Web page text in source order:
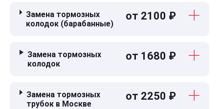
Замена тормозных
колодок (барабанные)
от 2100 ₽
Замена тормозных
колодок
от 1680 ₽
Замена тормозных
трубок в Москве
от 2250 ₽